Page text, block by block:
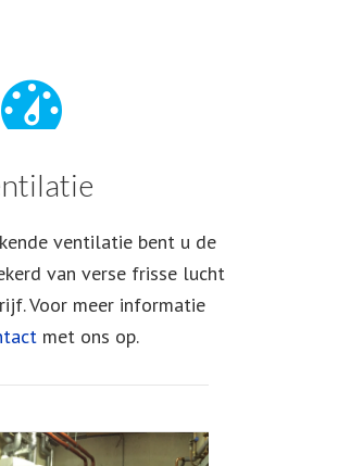
ventilatie bent u de
van verse frisse lucht
Voor meer informatie
met ons op.